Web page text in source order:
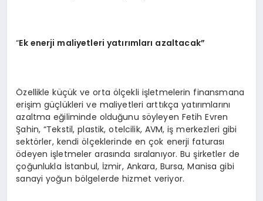
“Ek enerji maliyetleri yatırımları azaltacak”
Özellikle küçük ve orta ölçekli işletmelerin finansmana
erişim güçlükleri ve maliyetleri arttıkça yatırımlarını
azaltma eğiliminde olduğunu söyleyen Fetih Evren
Şahin, “Tekstil, plastik, otelcilik, AVM, iş merkezleri gibi
sektörler, kendi ölçeklerinde en çok enerji faturası
ödeyen işletmeler arasında sıralanıyor. Bu şirketler de
çoğunlukla İstanbul, İzmir, Ankara, Bursa, Manisa gibi
sanayi yoğun bölgelerde hizmet veriyor.